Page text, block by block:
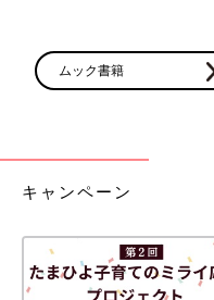
ムック書籍
キャンペーン